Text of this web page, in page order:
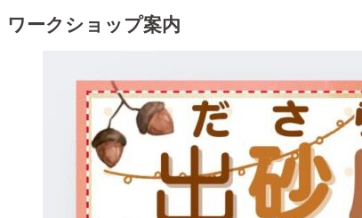
ワークショップ案内